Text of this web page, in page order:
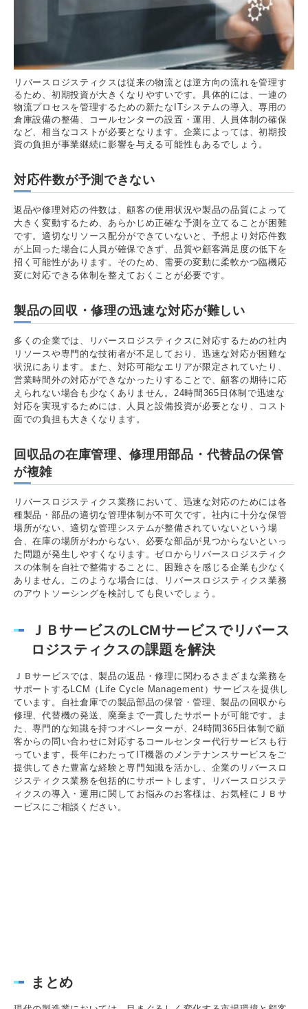
リバースロジスティクスは従来の物流とは逆方向の流れを管理す
るため、初期投資が大きくなりやすいです。具体的には、一連の
物流プロセスを管理するための新たなITシステムの導入、専用の
倉庫設備の整備、コールセンターの設置・運用、人員体制の確保
など、相当なコストが必要となります。企業によっては、初期投
資の負担が事業継続に影響を与える可能性もあるでしょう。
対応件数が予測できない
返品や修理対応の件数は、顧客の使用状況や製品の品質によって
大きく変動するため、あらかじめ正確な予測を立てることが困難
です。適切なリソース配分ができていないと、予想より対応件数
が上回った場合に人員が確保できず、品質や顧客満足度の低下を
招く可能性があります。そのため、需要の変動に柔軟かつ臨機応
変に対応できる体制を整えておくことが必要です。
製品の回収・修理の迅速な対応が難しい
多くの企業では、リバースロジスティクスに対応するための社内
リソースや専門的な技術者が不足しており、迅速な対応が困難な
状況にあります。また、対応可能なエリアが限定されていたり、
営業時間外の対応ができなかったりすることで、顧客の期待に応
えられない場合も少なくありません。24時間365日体制で迅速な
対応を実現するためには、人員と設備投資が必要となり、コスト
面での負担も大きくなります。
回収品の在庫管理、修理用部品・代替品の保管
が複雑
リバースロジスティクス業務において、迅速な対応のためには各
種製品・部品の適切な管理体制が不可欠です。社内に十分な保管
場所がない、適切な管理システムが整備されていないという場
合、在庫の場所がわからない、必要な部品が見つからないといっ
た問題が発生しやすくなります。ゼロからリバースロジスティク
スの体制を自社で整備することに、困難さを感じる企業も少なく
ありません。このような場合には、リバースロジスティクス業務
のアウトソーシングを検討しても良いでしょう。
ＪＢサービスのLCMサービスでリバース
ロジスティクスの課題を解決
ＪＢサービスでは、製品の返品・修理に関わるさまざまな業務を
サポートするLCM（Life Cycle Management）サービスを提供し
ています。自社倉庫での製品部品の保管・管理、製品の回収から
修理、代替機の発送、廃棄まで一貫したサポートが可能です。ま
た、専門的な知識を持つオペレーターが、24時間365日体制で顧
客からの問い合わせに対応するコールセンター代行サービスも行
っています。長年にわたってIT機器のメンテナンスサービスをご
提供してきた豊富な経験と専門知識を活かし、企業のリバースロ
ジスティクス業務を包括的にサポートします。リバースロジステ
ィクスの導入・運用に関してお悩みのお客様は、お気軽にＪＢサ
ービスにご相談ください。
まとめ